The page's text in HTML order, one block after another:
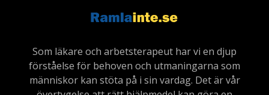
Som läkare och arbetsterapeut har vi en djup
förståelse för behoven och utmaningarna som
människor kan stöta på i sin vardag. Det är vår